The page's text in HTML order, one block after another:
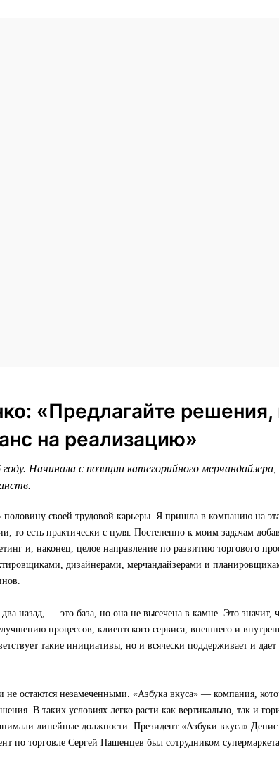
«Предлагайте решения,
на реализацию»
Начинала с позиции категорийного
половину своей трудовой карьеры. Я пришла в компанию на
то есть практически с нуля. Постепенно к моим задачам
и, наконец, целое направление по развитию торгового
дизайнерами, мерчандайзерами и
назад, — это база, но она не высечена в камне. Это значит,
процессов, клиентского сервиса, внешнего и
такие инициативы, но и всячески поддерживает и дает
не остаются незамеченными. «Азбука вкуса» — компания,
В таких условиях легко расти как вертикально, так и
линейные должности. Президент «Азбуки вкуса»
по торговле Сергей Пашенцев был сотрудником супермаркета.